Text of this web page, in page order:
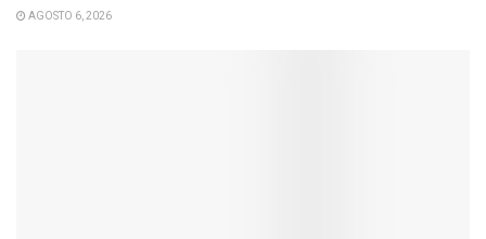
AGOSTO 6, 2026